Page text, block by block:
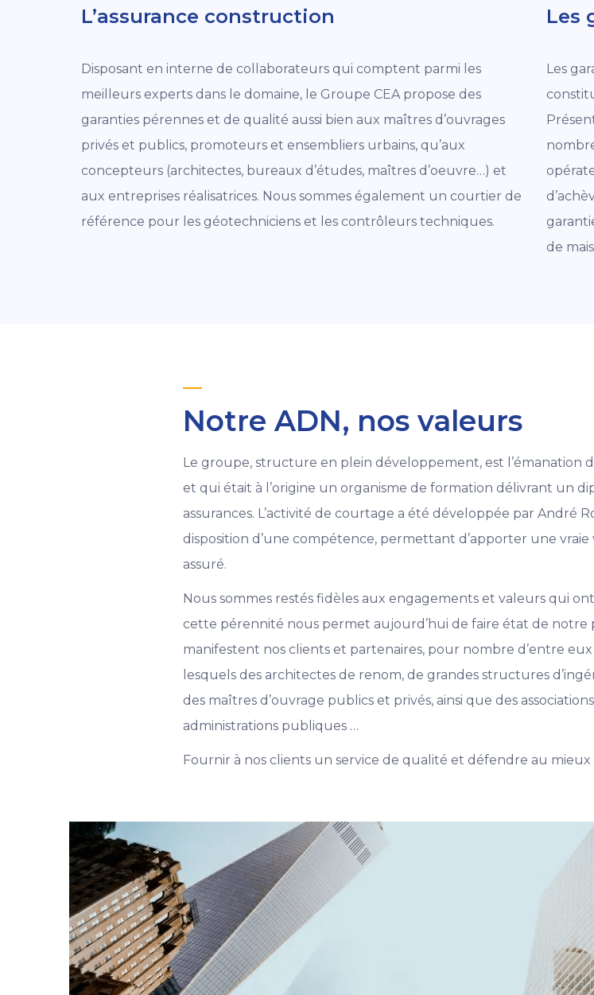
L’assurance construction
Disposant en interne de collaborateurs qui comptent parmi les
meilleurs experts dans le domaine, le Groupe CEA propose des
garanties pérennes et de qualité aussi bien aux maîtres d’ouvrages
privés et publics, promoteurs et ensembliers urbains, qu’aux
concepteurs (architectes, bureaux d’études, maîtres d’oeuvre…) et
aux entreprises réalisatrices. Nous sommes également un courtier de
référence pour les géotechniciens et les contrôleurs techniques.
Les
Les
de
Notre ADN, nos valeurs
Le groupe, structure en plein développement, est l’émanation
et qui était à l’origine un organisme de formation délivrant un
assurances. L’activité de courtage a été développée par André
disposition d’une compétence, permettant d’apporter une
assuré.
Nous sommes restés fidèles aux engagements et valeurs qui
cette pérennité nous permet aujourd’hui de faire état de notre
manifestent nos clients et partenaires, pour nombre d’entre
lesquels des architectes de renom, de grandes structures
des maîtres d’ouvrage publics et privés, ainsi que des
administrations publiques …
Fournir à nos clients un service de qualité et défendre au